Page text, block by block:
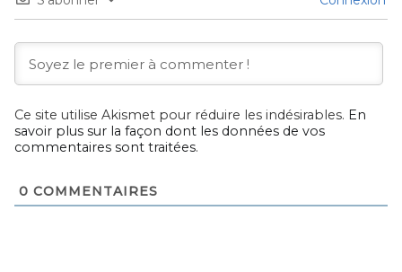
Ce site utilise Akismet pour réduire les indésirables. En
savoir plus sur la façon dont les données de vos
commentaires sont traitées.
0 COMMENTAIRES